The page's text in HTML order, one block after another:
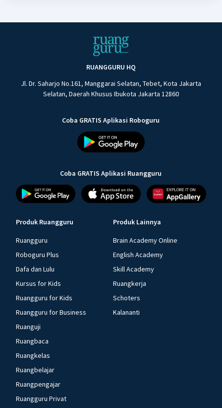
RUANGGURU HQ
Jl. Dr. Saharjo No.161, Manggarai Selatan, Tebet, Kota Jakarta
Selatan, Daerah Khusus Ibukota Jakarta 12860
Coba GRATIS Aplikasi Roboguru
Coba GRATIS Aplikasi Ruangguru
Produk Ruangguru
Ruangguru
Roboguru Plus
Dafa dan Lulu
Kursus for Kids
Ruangguru for Kids
Ruangguru for Business
Ruanguji
Ruangbaca
Ruangkelas
Ruangbelajar
Ruangpengajar
Ruangguru Privat
Produk Lainnya
Brain Academy Online
English Academy
Skill Academy
Ruangkerja
Schoters
Kalananti